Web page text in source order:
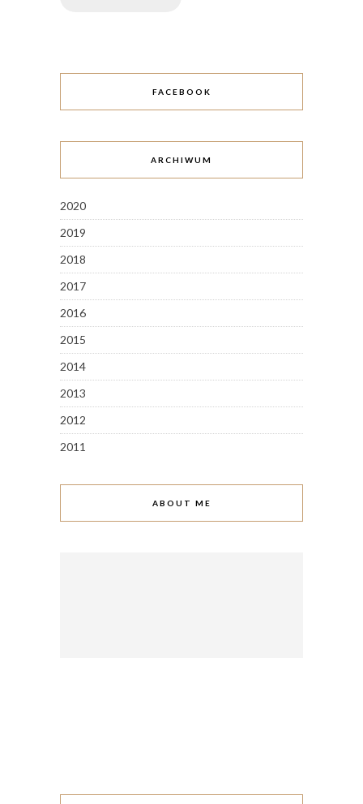
FACEBOOK
ARCHIWUM
2020
2019
2018
2017
2016
2015
2014
2013
2012
2011
ABOUT ME